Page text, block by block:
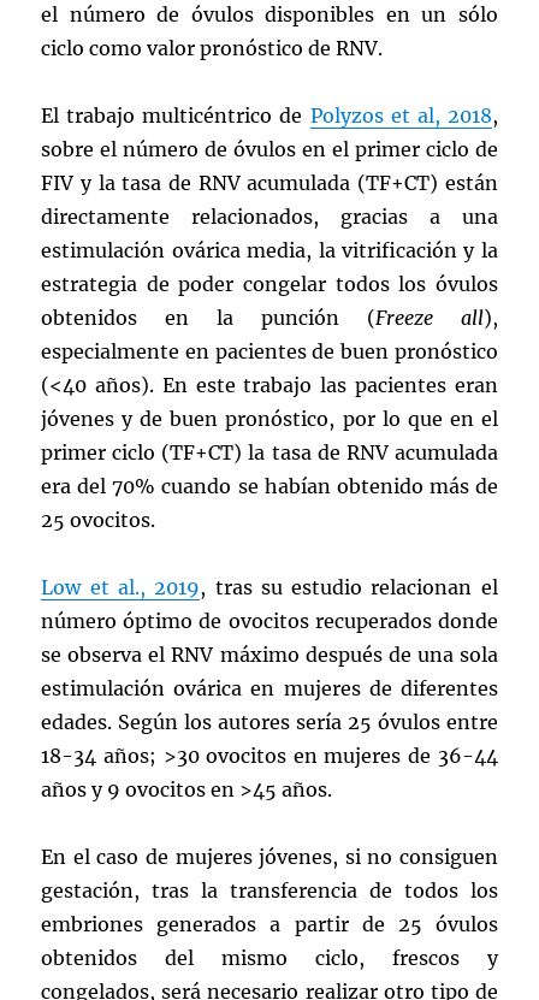
el número de óvulos disponibles en un sólo
ciclo como valor pronóstico de RNV.
El trabajo multicéntrico de Polyzos et al, 2018,
sobre el número de óvulos en el primer ciclo de
FIV y la tasa de RNV acumulada (TF+CT) están
directamente relacionados, gracias a una
estimulación ovárica media, la vitrificación y la
estrategia de poder congelar todos los óvulos
obtenidos en la punción (Freeze all),
especialmente en pacientes de buen pronóstico
(<40 años). En este trabajo las pacientes eran
jóvenes y de buen pronóstico, por lo que en el
primer ciclo (TF+CT) la tasa de RNV acumulada
era del 70% cuando se habían obtenido más de
25 ovocitos.
Low et al., 2019, tras su estudio relacionan el
número óptimo de ovocitos recuperados donde
se observa el RNV máximo después de una sola
estimulación ovárica en mujeres de diferentes
edades. Según los autores sería 25 óvulos entre
18-34 años; >30 ovocitos en mujeres de 36-44
años y 9 ovocitos en >45 años.
En el caso de mujeres jóvenes, si no consiguen
gestación, tras la transferencia de todos los
embriones generados a partir de 25 óvulos
obtenidos del mismo ciclo, frescos y
congelados, será necesario realizar otro tipo de